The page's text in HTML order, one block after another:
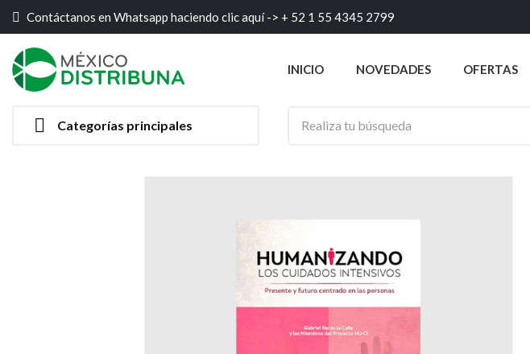
Contáctanos en Whatsapp haciendo clic aquí -> + 52 1 55 4345 2799
INICIO NOVEDADES OFERTAS
 Categorías principales